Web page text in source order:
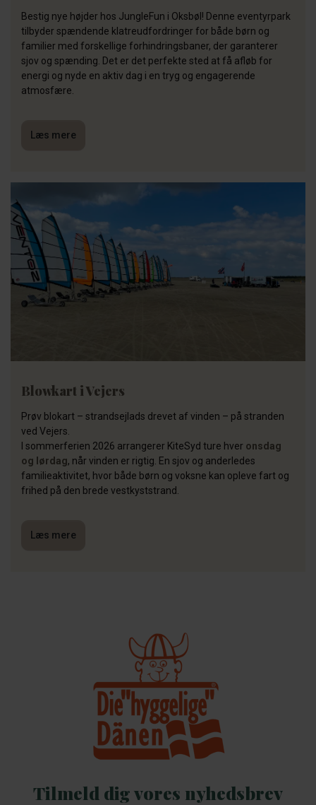
Bestig nye højder hos JungleFun i Oksbøl! Denne eventyrpark
tilbyder spændende klatreudfordringer for både børn og
familier med forskellige forhindringsbaner, der garanterer
sjov og spænding. Det er det perfekte sted at få afløb for
energi og nyde en aktiv dag i en tryg og engagerende
atmosfære.
Læs mere
Blowkart i Vejers
Prøv blokart – strandsejlads drevet af vinden – på stranden
ved Vejers.
I sommerferien 2026 arrangerer KiteSyd ture hver onsdag
og lørdag, når vinden er rigtig. En sjov og anderledes
familieaktivitet, hvor både børn og voksne kan opleve fart og
frihed på den brede vestkyststrand.
Læs mere
Tilmeld dig vores nyhedsbrev